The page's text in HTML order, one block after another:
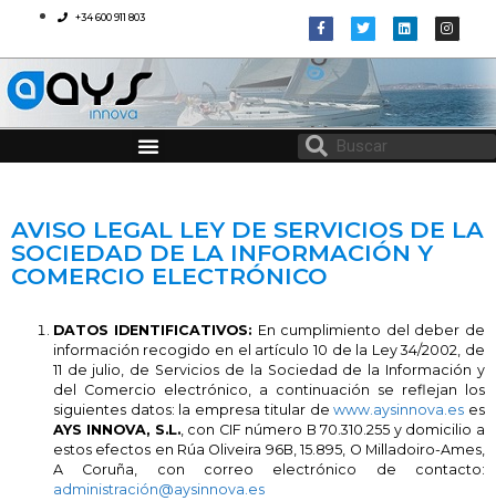
+34 600 911 803
AYS INNOVA
AVISO LEGAL LEY DE SERVICIOS DE LA
SOCIEDAD DE LA INFORMACIÓN Y
COMERCIO ELECTRÓNICO
DATOS IDENTIFICATIVOS: En cumplimiento del deber de
información recogido en el artículo 10 de la Ley 34/2002, de
11 de julio, de Servicios de la Sociedad de la Información y
del Comercio electrónico, a continuación se reflejan los
siguientes datos: la empresa titular dewww.aysinnova.es es
AYS INNOVA, S.L., con CIF número B 70.310.255 y domicilio a
estos efectos en Rúa Oliveira 96B, 15.895, O Milladoiro-Ames,
A Coruña, con correo electrónico de contacto:
administración@aysinnova.es